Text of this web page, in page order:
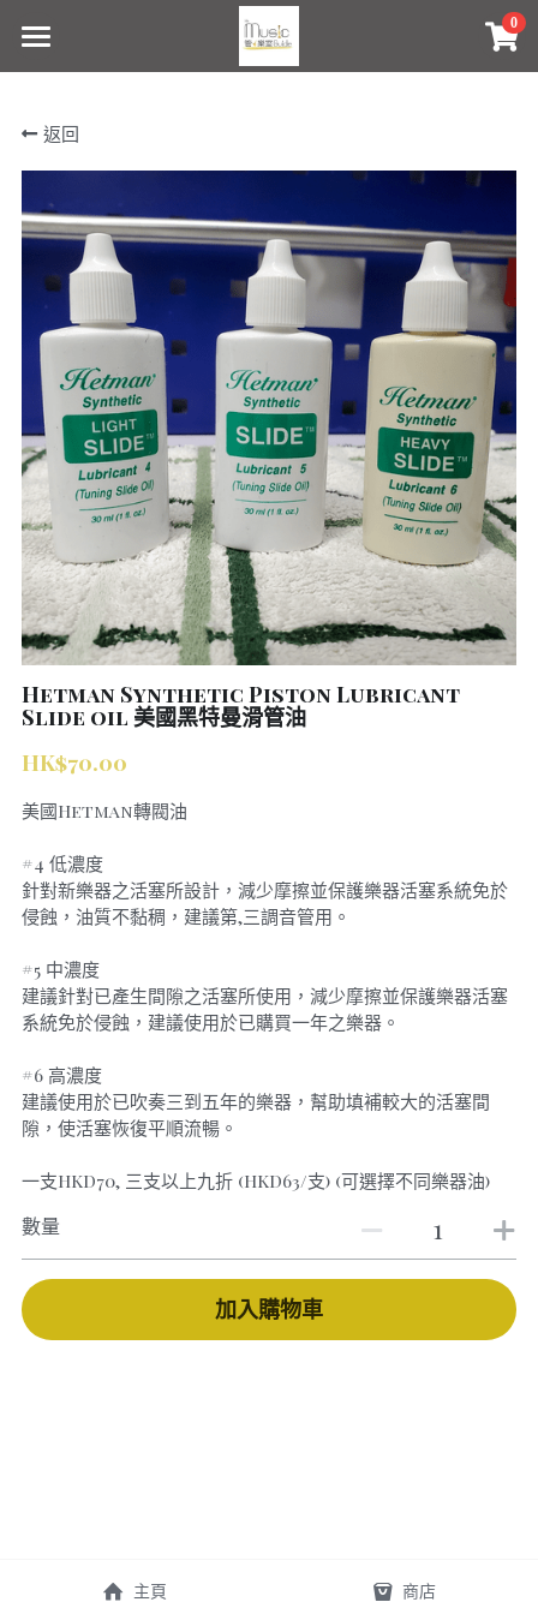
0
首頁
會員註冊
銅管樂器維修日常
工作相簿
查詢報價
Contact Us
Facebook
Instagram
Submit
返回
Hetman Synthetic Piston Lubricant
Slide oil 美國黑特曼滑管油
HK$70.00
美國Hetman轉閥油
#4 低濃度
針對新樂器之活塞所設計，減少摩擦並保護樂器活塞系統免於
侵蝕，油質不黏稠，建議第,三調音管用。
#5 中濃度
建議針對已產生間隙之活塞所使用，減少摩擦並保護樂器活塞
系統免於侵蝕，建議使用於已購買一年之樂器。
#6 高濃度
建議使用於已吹奏三到五年的樂器，幫助填補較大的活塞間
隙，使活塞恢復平順流暢。
一支HKD70, 三支以上九折 (HKD63/支) (可選擇不同樂器油)
數量
加入購物車
×
商品分類
所有商品分類
主頁 商店